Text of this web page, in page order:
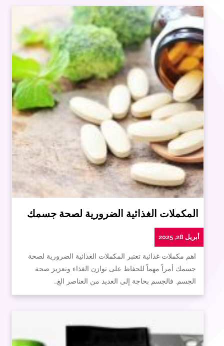
المكملات الغذائية الضرورية لصحة جسمك
أبريل 28, 2025
اهم مكملات غذائية تعتبر المكملات الغذائية الضرورية لصحة
جسمك أمراً مهماً للحفاظ على توازن الغذاء وتعزيز صحة
الجسم. فالجسم بحاجة إلى العديد من العناصر الغ…